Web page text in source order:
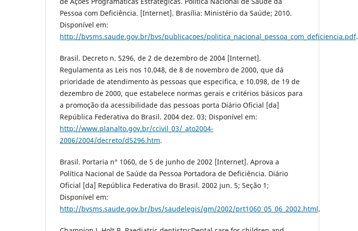
Pessoa com Deficiência. [Internet]. Brasília: Ministério da Saúde; 2010.
Disponível em:
http://bvsms.saude.gov.br/bvs/publicacoes/politica_nacional_pessoa_com_deficiencia.pdf.
Brasil. Decreto n. 5296, de 2 de dezembro de 2004 [Internet].
Regulamenta as Leis nos 10.048, de 8 de novembro de 2000, que dá
prioridade de atendimento às pessoas que especifica, e 10.098, de 19 de
dezembro de 2000, que estabelece normas gerais e critérios básicos para
a promoção da acessibilidade das pessoas porta Diário Oficial [da]
República Federativa do Brasil. 2004 dez. 03; Disponível em:
http://www.planalto.gov.br/ccivil_03/_ato2004-
2006/2004/decreto/d5296.htm.
Brasil. Portaria n° 1060, de 5 de junho de 2002 [Internet]. Aprova a
Política Nacional de Saúde da Pessoa Portadora de Deficiência. Diário
Oficial [da] República Federativa do Brasil. 2002 jun. 5; Seção 1;
Disponível em:
http://bvsms.saude.gov.br/bvs/saudelegis/gm/2002/prt1060_05_06_2002.html.